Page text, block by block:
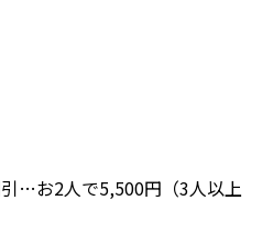
…お2人で5,500円（3人以上